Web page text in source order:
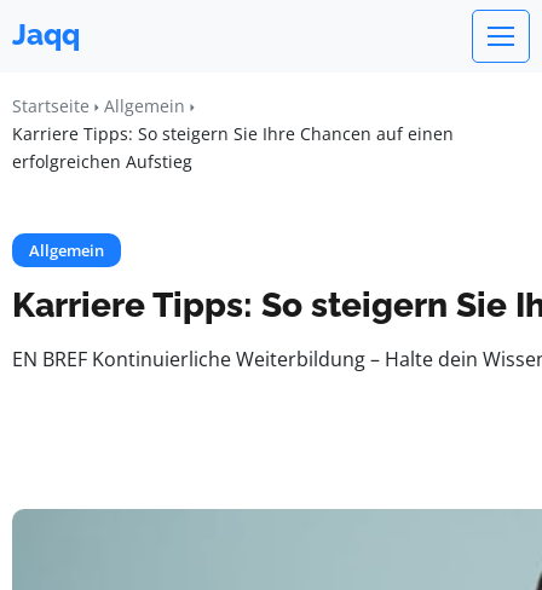
Jaqq
Startseite
Allgemein
Karriere Tipps: So steigern Sie Ihre Chancen auf einen
erfolgreichen Aufstieg
Allgemein
Karriere Tipps: So steigern Sie
EN BREF Kontinuierliche Weiterbildung – Halte dein